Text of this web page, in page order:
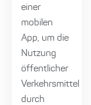
einer
mobilen
App, um die
Nutzung
öffentlicher
Verkehrsmittel
durch